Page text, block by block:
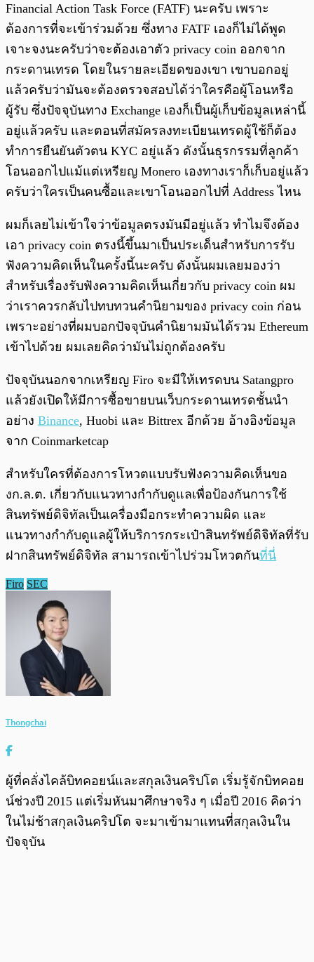
Financial Action Task Force (FATF) นะครับ เพราะ
ต้องการที่จะเข้าร่วมด้วย ซึ่งทาง FATF เองก็ไม่ได้พูด
เจาะจงนะครับว่าจะต้องเอาตัว privacy coin ออกจาก
กระดานเทรด โดยในรายละเอียดของเขา เขาบอกอยู่
แล้วครับว่ามันจะต้องตรวจสอบได้ว่าใครคือผู้โอนหรือ
ผู้รับ ซึ่งปัจจุบันทาง Exchange เองก็เป็นผู้เก็บข้อมูลเหล่านี้
อยู่แล้วครับ และตอนที่สมัครลงทะเบียนเทรดผู้ใช้ก็ต้อง
ทำการยืนยันตัวตน KYC อยู่แล้ว ดังนั้นธุรกรรมที่ลูกค้า
โอนออกไปแม้แต่เหรียญ Monero เองทางเราก็เก็บอยู่แล้ว
ครับว่าใครเป็นคนซื้อและเขาโอนออกไปที่ Address ไหน
ผมก็เลยไม่เข้าใจว่าข้อมูลตรงมันมีอยู่แล้ว ทำไมจึงต้อง
เอา privacy coin ตรงนี้ขึ้นมาเป็นประเด็นสำหรับการรับ
ฟังความคิดเห็นในครั้งนี้นะครับ ดังนั้นผมเลยมองว่า
สำหรับเรื่องรับฟังความคิดเห็นเกี่ยวกับ privacy coin ผม
ว่าเราควรกลับไปทบทวนคำนิยามของ privacy coin ก่อน
เพราะอย่างที่ผมบอกปัจจุบันคำนิยามมันได้รวม Ethereum
เข้าไปด้วย ผมเลยคิดว่ามันไม่ถูกต้องครับ
ปัจจุบันนอกจากเหรียญ Firo จะมีให้เทรดบน Satangpro
แล้วยังเปิดให้มีการซื้อขายบนเว็บกระดานเทรดชั้นนำ
อย่าง Binance, Huobi และ Bittrex อีกด้วย อ้างอิงข้อมูล
จาก Coinmarketcap
สำหรับใครที่ต้องการโหวตแบบรับฟังความคิดเห็นขอ
งก.ล.ต. เกี่ยวกับแนวทางกำกับดูแลเพื่อป้องกันการใช้
สินทรัพย์ดิจิทัลเป็นเครื่องมือกระทำความผิด และ
แนวทางกำกับดูแลผู้ให้บริการกระเป๋าสินทรัพย์ดิจิทัลที่รับ
ฝากสินทรัพย์ดิจิทัล สามารถเข้าไปร่วมโหวตกันที่นี่
Firo SEC
Thongchai
ผู้ที่คลั่งไคล้บิทคอยน์และสกุลเงินคริปโต เริ่มรู้จักบิทคอย
น์ช่วงปี 2015 แต่เริ่มหันมาศึกษาจริง ๆ เมื่อปี 2016 คิดว่า
ในไม่ช้าสกุลเงินคริปโต จะมาเข้ามาแทนที่สกุลเงินใน
ปัจจุบัน